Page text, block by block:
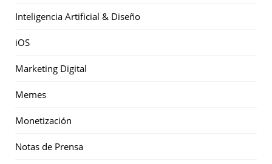
Inteligencia Artificial & Diseño
iOS
Marketing Digital
Memes
Monetización
Notas de Prensa